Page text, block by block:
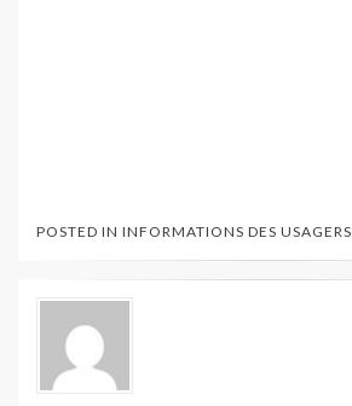
POSTED IN INFORMATIONS DES USAGERS